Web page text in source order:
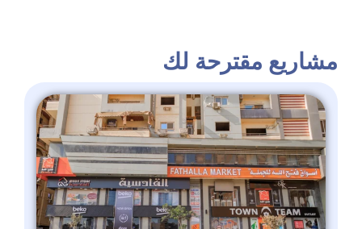
مشاريع مقترحة لك